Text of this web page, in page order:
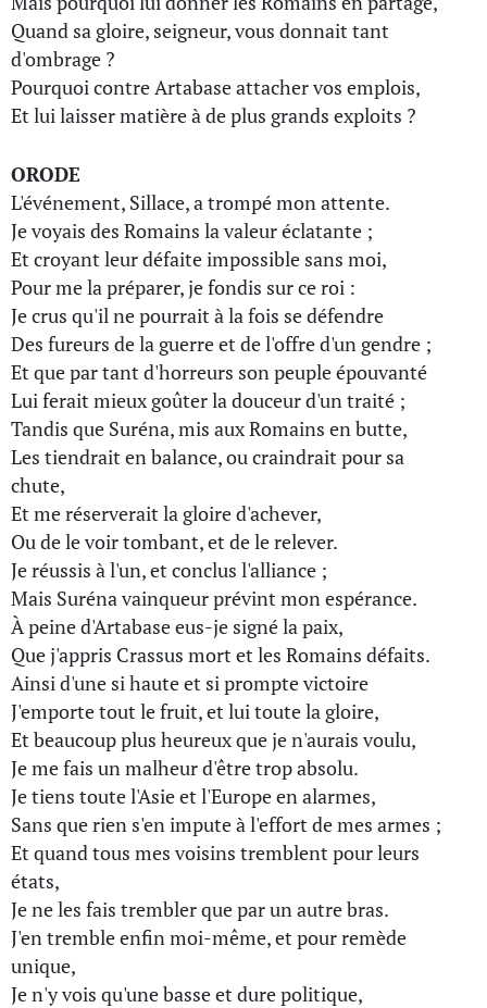
Quand sa gloire, seigneur, vous donnait tant
d'ombrage ?
Pourquoi contre Artabase attacher vos emplois,
Et lui laisser matière à de plus grands exploits ?
ORODE
L'événement, Sillace, a trompé mon attente.
Je voyais des Romains la valeur éclatante ;
Et croyant leur défaite impossible sans moi,
Pour me la préparer, je fondis sur ce roi :
Je crus qu'il ne pourrait à la fois se défendre
Des fureurs de la guerre et de l'offre d'un gendre ;
Et que par tant d'horreurs son peuple épouvanté
Lui ferait mieux goûter la douceur d'un traité ;
Tandis que Suréna, mis aux Romains en butte,
Les tiendrait en balance, ou craindrait pour sa
chute,
Et me réserverait la gloire d'achever,
Ou de le voir tombant, et de le relever.
Je réussis à l'un, et conclus l'alliance ;
Mais Suréna vainqueur prévint mon espérance.
À peine d'Artabase eus-je signé la paix,
Que j'appris Crassus mort et les Romains défaits.
Ainsi d'une si haute et si prompte victoire
J'emporte tout le fruit, et lui toute la gloire,
Et beaucoup plus heureux que je n'aurais voulu,
Je me fais un malheur d'être trop absolu.
Je tiens toute l'Asie et l'Europe en alarmes,
Sans que rien s'en impute à l'effort de mes armes ;
Et quand tous mes voisins tremblent pour leurs
états,
Je ne les fais trembler que par un autre bras.
J'en tremble enfin moi-même, et pour remède
unique,
Je n'y vois qu'une basse et dure politique,